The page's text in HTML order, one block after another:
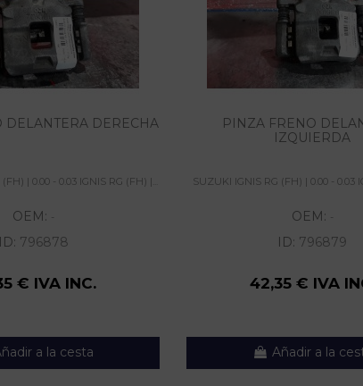
DELANTERA DERECHA
| 0.00 - 0.03 IGNIS RG (FH) |...
OEM: -
ID: 796878
€ IVA INC.
a la cesta
PINZA FRENO
IZQUIERDA
SUZUKI IGNIS RG (FH) | 0.00 - 0.03
OEM: -
ID: 796879
42,35 € IVA
Añadir a la